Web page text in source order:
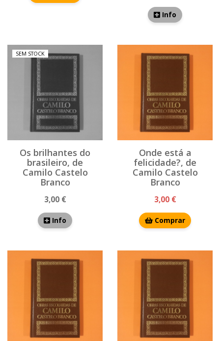
Info
SEM STOCK
Os brilhantes do
brasileiro, de
Camilo Castelo
Branco
3,00 €
Info
Onde está a
felicidade?, de
Camilo Castelo
Branco
3,00 €
Comprar